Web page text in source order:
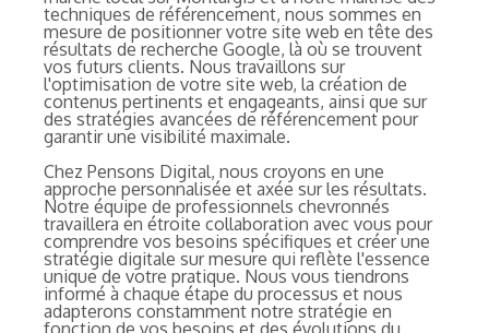
techniques de référencement, nous sommes en
mesure de positionner votre site web en tête des
résultats de recherche Google, là où se trouvent
vos futurs clients. Nous travaillons sur
l'optimisation de votre site web, la création de
contenus pertinents et engageants, ainsi que sur
des stratégies avancées de référencement pour
garantir une visibilité maximale.
Chez Pensons Digital, nous croyons en une
approche personnalisée et axée sur les résultats.
Notre équipe de professionnels chevronnés
travaillera en étroite collaboration avec vous pour
comprendre vos besoins spécifiques et créer une
stratégie digitale sur mesure qui reflète l'essence
unique de votre pratique. Nous vous tiendrons
informé à chaque étape du processus et nous
adapterons constamment notre stratégie en
fonction de vos besoins et des évolutions du